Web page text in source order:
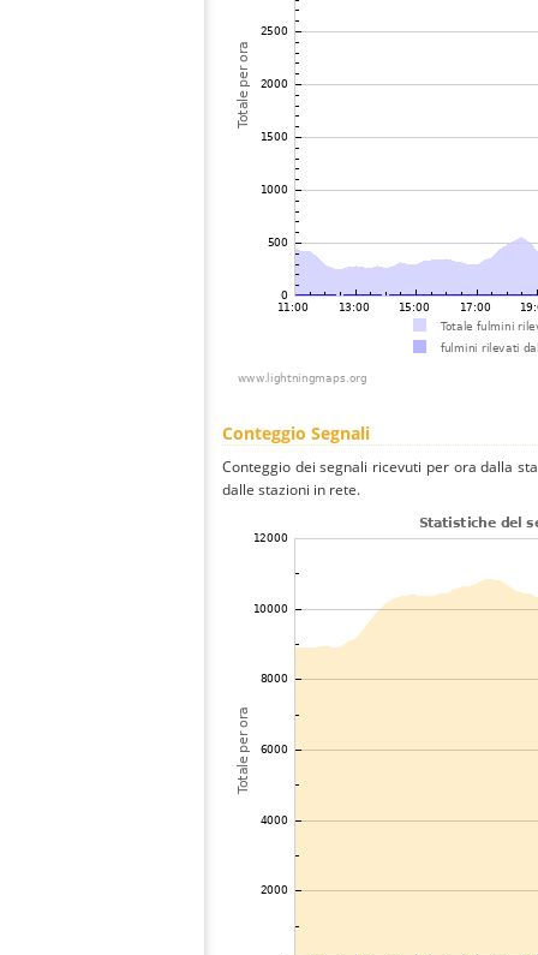
Conteggio Segnali
Conteggio dei segnali ricevuti per ora dalla
dalle stazioni in rete.